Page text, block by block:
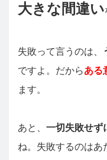
大きな間違い
失敗って言うのは、
ですよ。だからある
ます。
あと、 一切失敗せず
ね。失敗するのはあ